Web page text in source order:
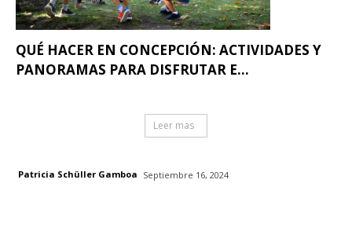
QUÉ HACER EN CONCEPCIÓN: ACTIVIDADES Y
PANORAMAS PARA DISFRUTAR E...
Leer mas
Patricia Schüller Gamboa Septiembre 16, 2024